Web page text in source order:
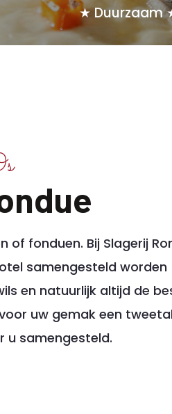
★ Duurzaam
of fonduen. Bij Slagerij
samengesteld worden
en natuurlijk altijd de
uw gemak een tweetal
u samengesteld.